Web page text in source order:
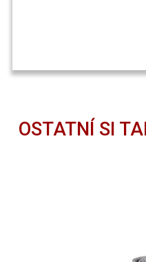
OSTATNÍ SI